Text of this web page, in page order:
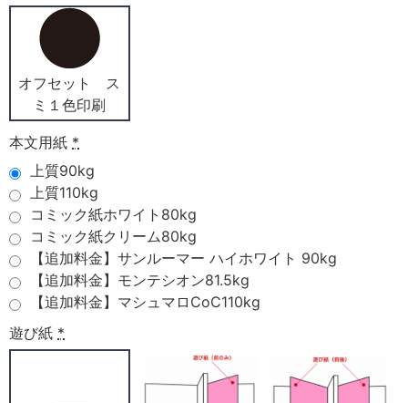
オフセット ス
ミ１色印刷
本文用紙 *
上質90kg
上質110kg
コミック紙ホワイト80kg
コミック紙クリーム80kg
【追加料金】サンルーマー ハイホワイト 90kg
【追加料金】モンテシオン81.5kg
【追加料金】マシュマロCoC110kg
遊び紙 *